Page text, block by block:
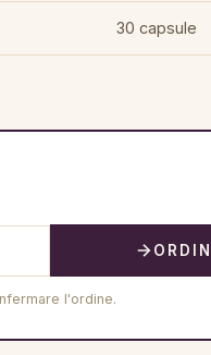
30 capsule
l'ordine.